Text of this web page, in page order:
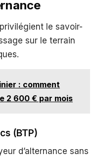
le savoir-
sur le terrain
: comment
2 600 € par mois
(BTP)
d’alternance sans